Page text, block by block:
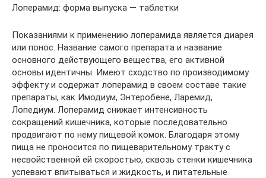
Лоперамид: форма выпуска — таблетки
Показаниями к применению лоперамида является диарея
или понос. Название самого препарата и название
основного действующего вещества, его активной
основы идентичны. Имеют сходство по производимому
эффекту и содержат лоперамид в своем составе такие
препараты, как Имодиум, Энтеробене, Ларемид,
Лопедиум. Лоперамид снижает интенсивность
сокращений кишечника, которые последовательно
продвигают по нему пищевой комок. Благодаря этому
пища не проносится по пищеварительному тракту с
несвойственной ей скоростью, сквозь стенки кишечника
успевают впитываться и жидкость, и питательные